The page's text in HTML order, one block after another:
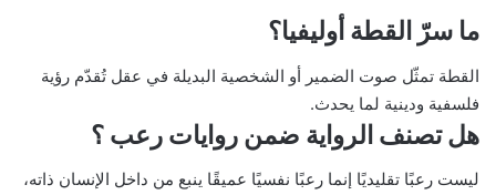
ما سرّ القطة أوليفيا؟
القطة تمثّل صوت الضمير أو الشخصية البديلة في عقل تُقدّم رؤية
فلسفية ودينية لما يحدث.
هل تصنف الرواية ضمن روايات رعب ؟
ليست رعبًا تقليديًا إنما رعبًا نفسيًا عميقًا ينبع من داخل الإنسان ذاته،